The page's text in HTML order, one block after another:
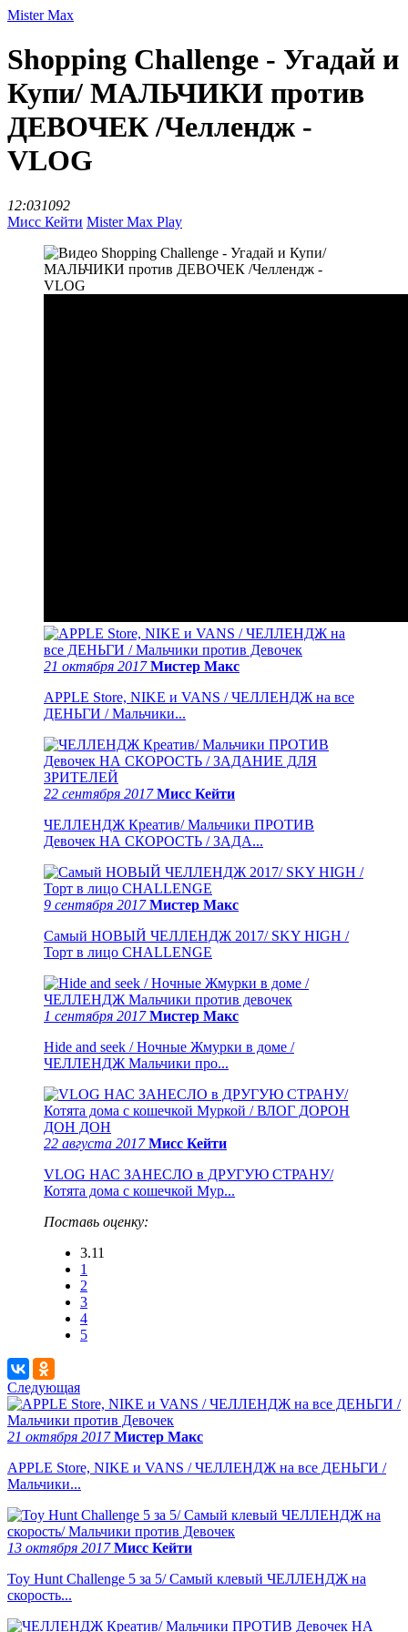
Mister Max
Shopping Challenge - Угадай и
Купи/ МАЛЬЧИКИ против
ДЕВОЧЕК /Челлендж -
VLOG
12:031092
Мисс Кейти Mister Max Play
21 октября 2017Мистер Макс
APPLE Store, NIKE и VANS / ЧЕЛЛЕНДЖ на все
ДЕНЬГИ / Мальчики...
22 сентября 2017Мисс Кейти
ЧЕЛЛЕНДЖ Креатив/ Мальчики ПРОТИВ
Девочек НА СКОРОСТЬ / ЗАДА...
9 сентября 2017Мистер Макс
Самый НОВЫЙ ЧЕЛЛЕНДЖ 2017/ SKY HIGH /
Торт в лицо CHALLENGE
1 сентября 2017Мистер Макс
Hide and seek / Ночные Жмурки в доме /
ЧЕЛЛЕНДЖ Мальчики про...
22 августа 2017Мисс Кейти
VLOG НАС ЗАНЕСЛО в ДРУГУЮ СТРАНУ/
Котята дома с кошечкой Мур...
Поставь оценку:
3.11
1
2
3
4
5
Следующая
21 октября 2017Мистер Макс
APPLE Store, NIKE и VANS / ЧЕЛЛЕНДЖ на все ДЕНЬГИ /
Мальчики...
13 октября 2017Мисс Кейти
Toy Hunt Challenge 5 за 5/ Самый клевый ЧЕЛЛЕНДЖ на
скорость...